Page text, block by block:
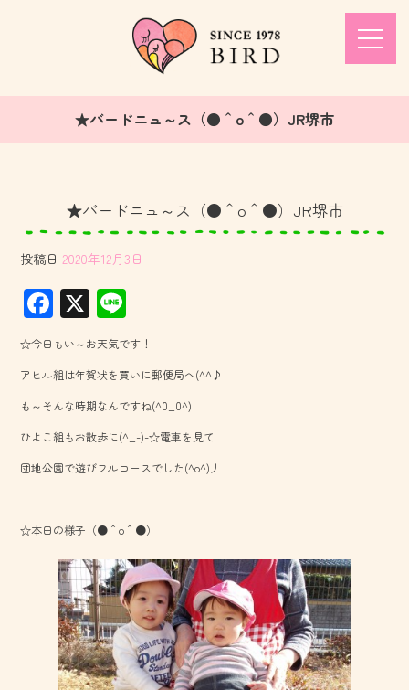
★バードニュ～ス（●＾o＾●）JR堺市
★バードニュ～ス（●＾o＾●）JR堺市
投稿日 2020年12月3日
F
ac
e
b
o
ok
X
ne
☆今日もい～お天気です！
アヒル組は年賀状を買いに郵便局へ(^^♪
も～そんな時期なんですね(^0_0^)
ひよこ組もお散歩に(^_-)-☆電車を見て
団地公園で遊びフルコースでした(^o^)丿
☆本日の様子（●＾o＾●）